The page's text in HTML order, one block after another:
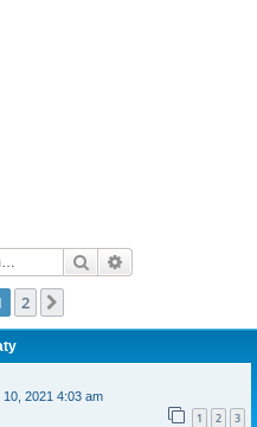
Szukaj
2
2021 4:03 am
1 2 3